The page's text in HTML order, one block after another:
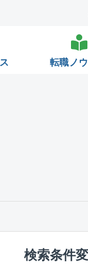
転職ノ
検索条件